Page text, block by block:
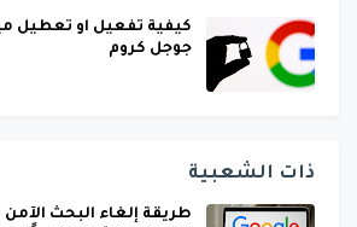
كيفية تفعيل او تعطيل
جوجل كروم
ذات الشعبية
طريقة إلغاء البحث